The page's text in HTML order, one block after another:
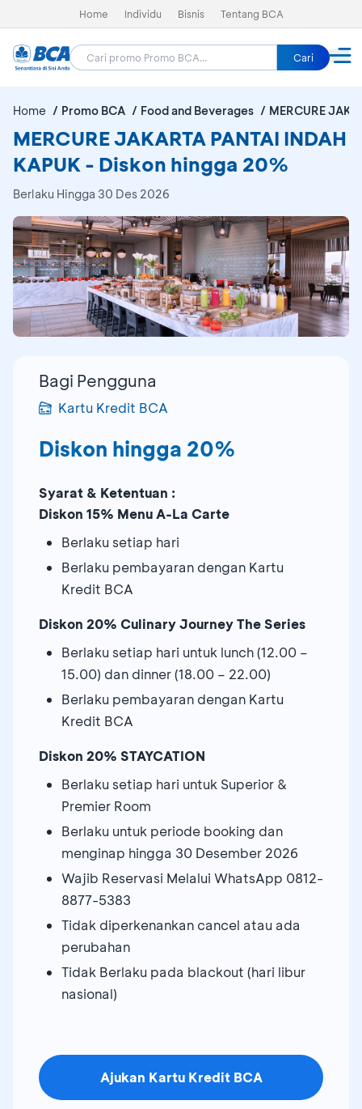
Home Individu Bisnis Tentang BCA
Cari
Home Promo BCA Food and Beverages MERCURE
MERCURE JAKARTA PANTAI INDAH
KAPUK - Diskon hingga 20%
Berlaku Hingga 30 Des 2026
Bagi Pengguna
Kartu Kredit BCA
Diskon hingga 20%
Syarat & Ketentuan :
Diskon 15% Menu A-La Carte
Berlaku setiap hari
Berlaku pembayaran dengan Kartu
Kredit BCA
Diskon 20% Culinary Journey The Series
Berlaku setiap hari untuk lunch (12.00 –
15.00) dan dinner (18.00 – 22.00)
Berlaku pembayaran dengan Kartu
Kredit BCA
Diskon 20% STAYCATION
Berlaku setiap hari untuk Superior &
Premier Room
Berlaku untuk periode booking dan
menginap hingga 30 Desember 2026
Wajib Reservasi Melalui WhatsApp 0812-
8877-5383
Tidak diperkenankan cancel atau ada
perubahan
Tidak Berlaku pada blackout (hari libur
nasional)
Ajukan Kartu Kredit BCA